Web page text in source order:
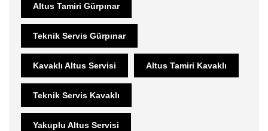
Altus Tamiri Gürpınar
Teknik Servis Gürpınar
Kavaklı Altus Servisi Altus Tamiri Kavaklı
Teknik Servis Kavaklı
Yakuplu Altus Servisi